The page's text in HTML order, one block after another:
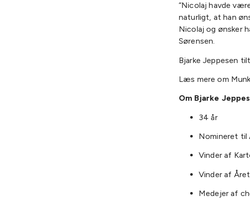
”Nicolaj havde
naturligt, at han
Nicolaj og ønsker
Sørensen.
Bjarke Jeppesen
Læs mere om
Om Bjarke
34 år
Nomineret til
Vinder af
Vinder af
Medejer af